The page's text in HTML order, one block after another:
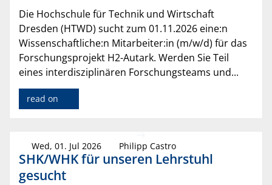
Die Hochschule für Technik und Wirtschaft
Dresden (HTWD) sucht zum 01.11.2026 eine:n
Wissenschaftliche:n Mitarbeiter:in (m/w/d) für das
Forschungsprojekt H2-Autark. Werden Sie Teil
eines interdisziplinären Forschungsteams und...
read on
Wed, 01. Jul 2026 Philipp Castro
SHK/WHK für unseren Lehrstuhl
gesucht